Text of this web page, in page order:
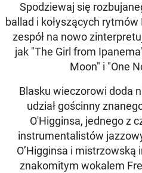
Spodziewaj się
ballad i kołyszących
zespół na nowo
jak "The Girl from
Moon" i "One
Blasku wieczorowi doda
udział gościnny
O'Higginsa, jednego z
instrumentalistów
O’Higginsa i
znakomitym wokalem